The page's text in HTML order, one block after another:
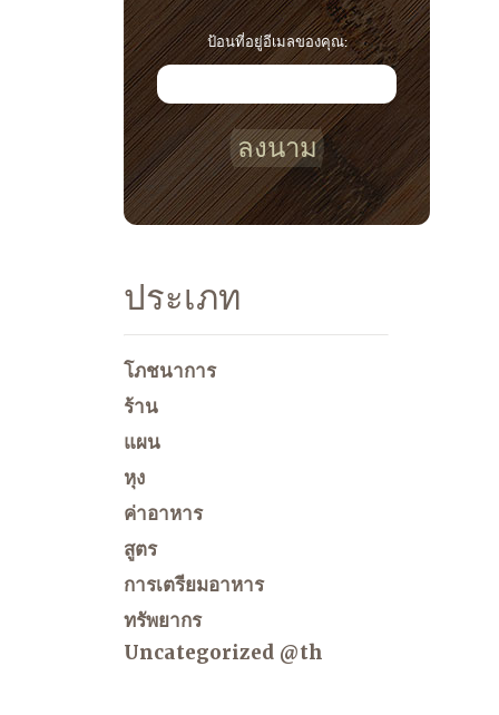
ป้อนที่อยู่อีเมลของคุณ:
ลงนาม
ประเภท
โภชนาการ
ร้าน
แผน
หุง
ค่าอาหาร
สูตร
การเตรียมอาหาร
ทรัพยากร
Uncategorized @th